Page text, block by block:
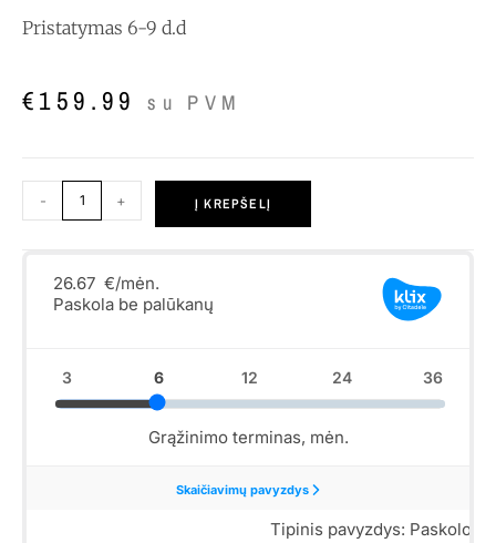
Pristatymas 6-9 d.d
€159.99 su PVM
- + Į KREPŠELĮ